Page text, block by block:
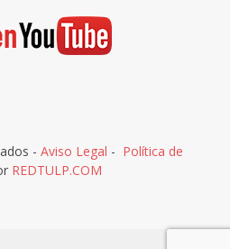
- Aviso Legal - Política de
REDTULP.COM